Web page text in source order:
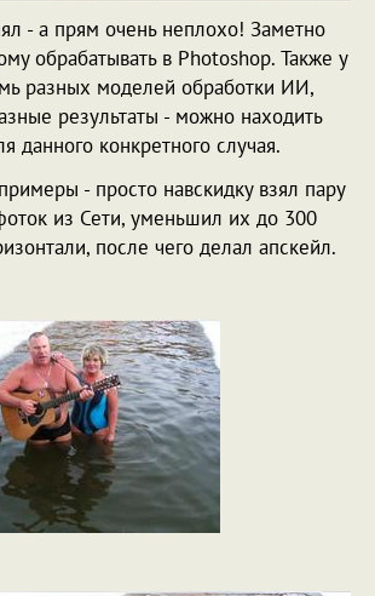
- а прям очень неплохо! Заметно
обрабатывать в Photoshop. Также у
разных моделей обработки ИИ,
результаты - можно находить
данного конкретного случая.
- просто навскидку взял пару
из Сети, уменьшил их до 300
после чего делал апскейл.